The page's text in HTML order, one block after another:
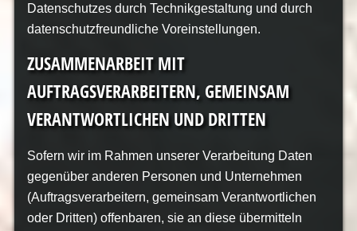
Datenschutzes durch Technikgestaltung und durch
datenschutzfreundliche Voreinstellungen.
ZUSAMMENARBEIT MIT
AUFTRAGSVERARBEITERN, GEMEINSAM
VERANTWORTLICHEN UND DRITTEN
Sofern wir im Rahmen unserer Verarbeitung Daten
gegenüber anderen Personen und Unternehmen
(Auftragsverarbeitern, gemeinsam Verantwortlichen
oder Dritten) offenbaren, sie an diese übermitteln